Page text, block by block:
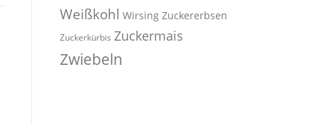
Weißkohl Wirsing Zuckererbsen
Zuckerkürbis Zuckermais
Zwiebeln